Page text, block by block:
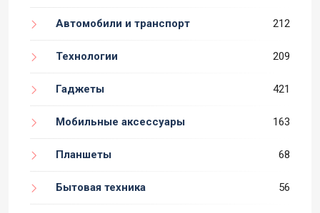
Автомобили и транспорт 212
Технологии 209
Гаджеты 421
Мобильные аксессуары 163
Планшеты 68
Бытовая техника 56